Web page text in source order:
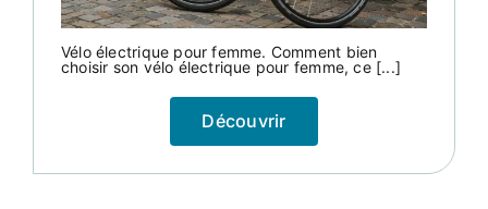
Vélo électrique pour femme. Comment bien
choisir son vélo électrique pour femme, ce [...]
Découvrir